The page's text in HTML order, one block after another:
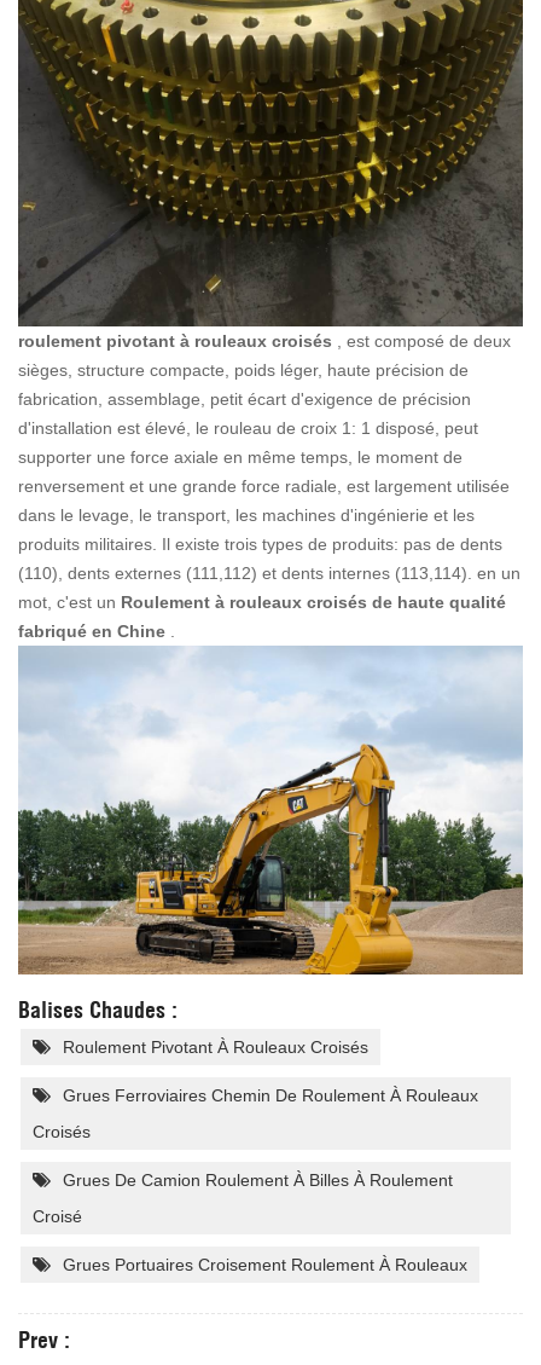
roulement pivotant à rouleaux croisés , est composé de deux
sièges, structure compacte, poids léger, haute précision de
fabrication, assemblage, petit écart d'exigence de précision
d'installation est élevé, le rouleau de croix 1: 1 disposé, peut
supporter une force axiale en même temps, le moment de
renversement et une grande force radiale, est largement utilisée
dans le levage, le transport, les machines d'ingénierie et les
produits militaires. Il existe trois types de produits: pas de dents
(110), dents externes (111,112) et dents internes (113,114). en un
mot, c'est un Roulement à rouleaux croisés de haute qualité
fabriqué en Chine
Balises Chaudes :
Roulement Pivotant À Rouleaux Croisés
Grues Ferroviaires Chemin De Roulement À Rouleaux
Croisés
Grues De Camion Roulement À Billes À Roulement
Croisé
Grues Portuaires Croisement Roulement À Rouleaux
Prev :